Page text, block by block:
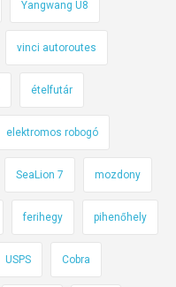
Yangwang U8
vinci autoroutes
ételfutár
elektromos robogó
SeaLion 7 mozdony
ferihegy pihenőhely
USPS Cobra